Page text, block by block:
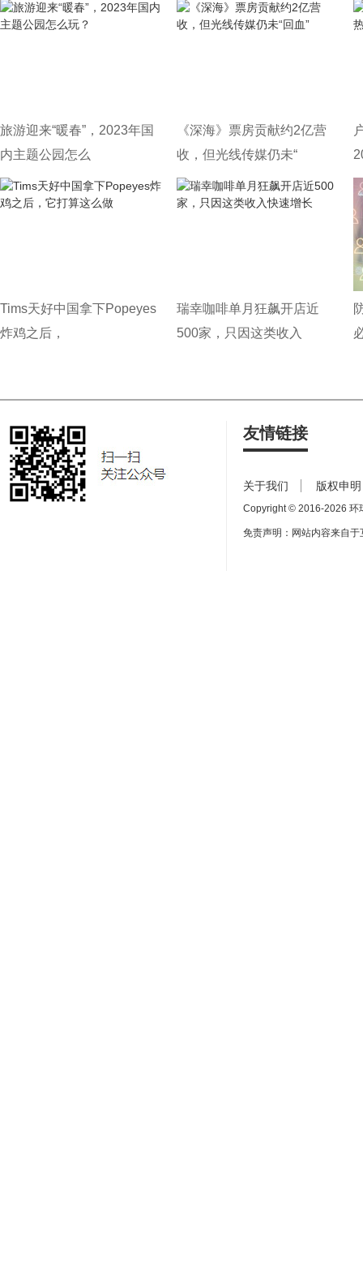
旅游迎来“暖春”，2023年国
内主题公园怎么
《深海》票房贡献约2亿营
收，但光线传媒仍未“
Tims天好中国拿下Popeyes
炸鸡之后，
瑞幸咖啡单月狂飙开店近
500家，只因这类收入
友情链接
关于我们 版权申明
Copyright © 2016-2026 环
免责声明：网站内容来自